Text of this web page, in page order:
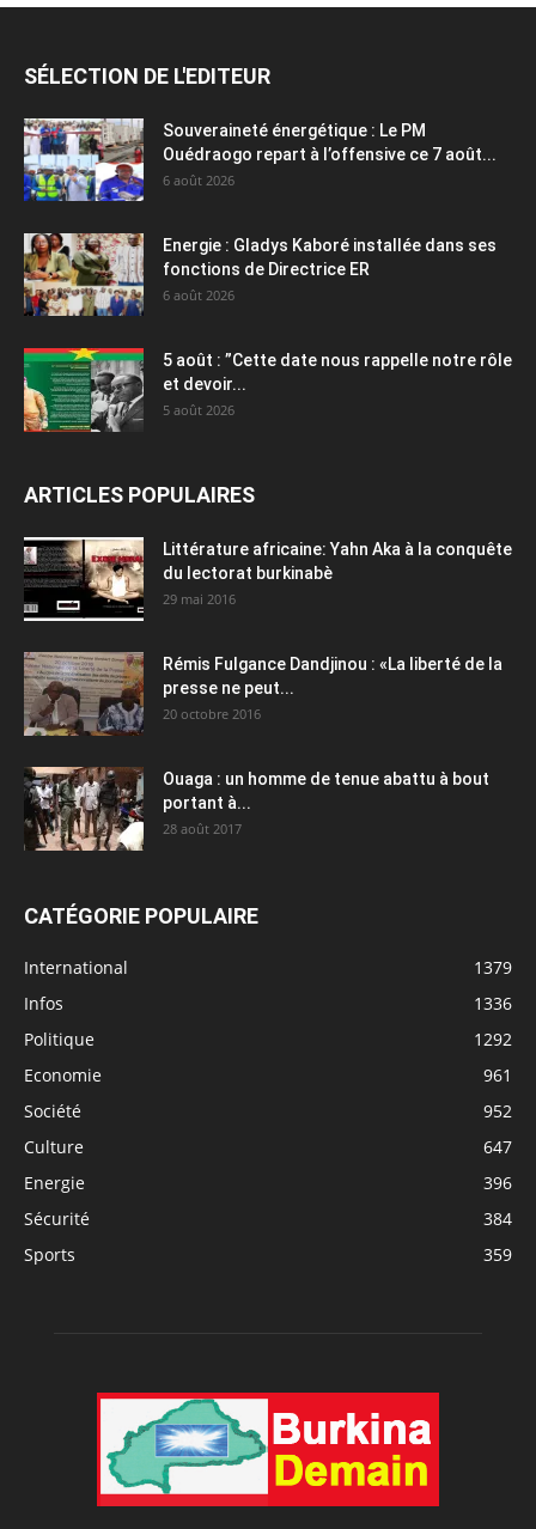
SÉLECTION DE L'EDITEUR
Souveraineté énergétique : Le PM
Ouédraogo repart à l’offensive ce 7 août...
6 août 2026
Energie : Gladys Kaboré installée dans ses
fonctions de Directrice ER
6 août 2026
5 août : ”Cette date nous rappelle notre rôle
et devoir...
5 août 2026
ARTICLES POPULAIRES
Littérature africaine: Yahn Aka à la conquête
du lectorat burkinabè
29 mai 2016
Rémis Fulgance Dandjinou : «La liberté de la
presse ne peut...
20 octobre 2016
Ouaga : un homme de tenue abattu à bout
portant à...
28 août 2017
CATÉGORIE POPULAIRE
International
1379
Infos
1336
Politique
1292
Economie
961
Société
952
Culture
647
Energie
396
Sécurité
384
Sports
359